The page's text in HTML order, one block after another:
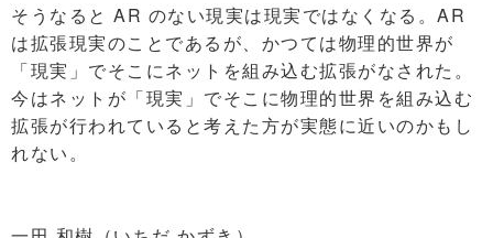
そうなると AR のない現実は現実ではなくなる。AR
は拡張現実のことであるが、かつては物理的世界が
「現実」でそこにネットを組み込む拡張がなされた。
今はネットが「現実」でそこに物理的世界を組み込む
拡張が行われていると考えた方が実態に近いのかもし
れない。